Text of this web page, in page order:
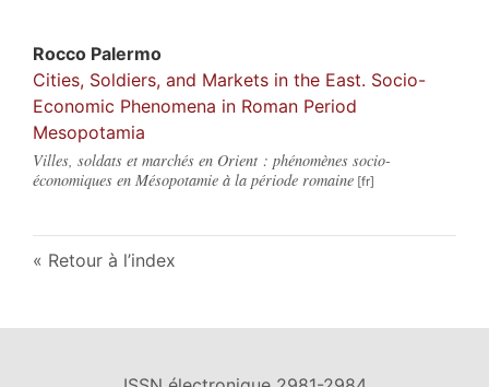
Rocco Palermo
Cities, Soldiers, and Markets in the East. Socio-
Economic Phenomena in Roman Period
Mesopotamia
Villes, soldats et marchés en Orient : phénomènes socio-
économiques en Mésopotamie à la période romaine
Retour à l’index